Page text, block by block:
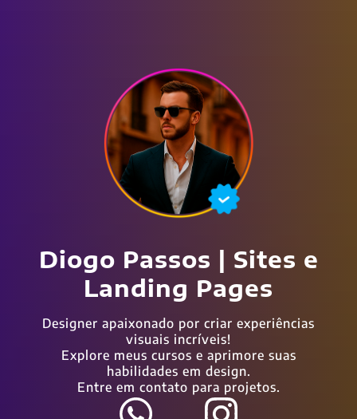
Diogo Passos | Sites e
Landing Pages
Designer apaixonado por criar experiências
visuais incríveis!
Explore meus cursos e aprimore suas
habilidades em design.
Entre em contato para projetos.